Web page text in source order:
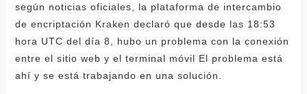
según noticias oficiales, la plataforma de intercambio
de encriptación Kraken declaró que desde las 18:53
hora UTC del día 8, hubo un problema con la conexión
entre el sitio web y el terminal móvil El problema está
ahí y se está trabajando en una solución.